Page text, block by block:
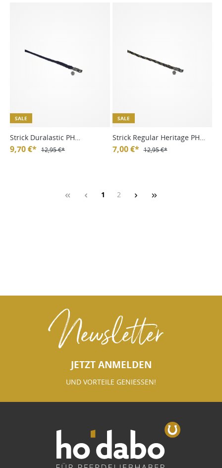
SALE
Strick Duralastic PH
Platinum HW24
9,70 €* 12,95 €*
SALE
Strick Regular Heritage PH
Platinum HW24
7,00 €* 12,95 €*
1 2
Newsletter
JETZT ANMELDEN
UND VORTEILE GENIESSEN!